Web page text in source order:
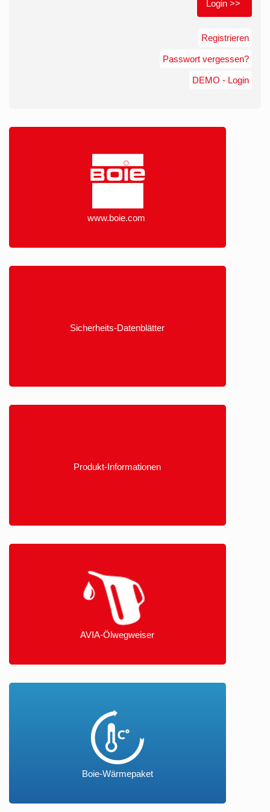
Registrieren
Passwort vergessen?
www.boie.com
Sicherheits-Datenblätter
Produkt-Informationen
AVIA-Ölwegweiser
Boie-Wärmepaket